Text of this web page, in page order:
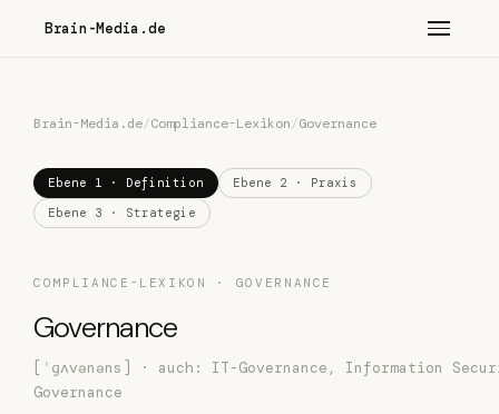
Brain-Media.de
Brain-Media.de/Compliance-Lexikon/Governance
Ebene 1 · Definition
Ebene 2 · Praxis
Ebene 3 · Strategie
COMPLIANCE-LEXIKON · GOVERNANCE
Governance
[ˈɡʌvənəns] · auch: IT-Governance, Information
Governance